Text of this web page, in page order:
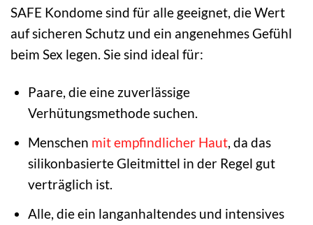
SAFE Kondome sind für alle geeignet, die Wert
auf sicheren Schutz und ein angenehmes Gefühl
beim Sex legen. Sie sind ideal für:
Paare, die eine zuverlässige
Verhütungsmethode suchen.
Menschen mit empfindlicher Haut, da das
silikonbasierte Gleitmittel in der Regel gut
verträglich ist.
Alle, die ein langanhaltendes und intensives